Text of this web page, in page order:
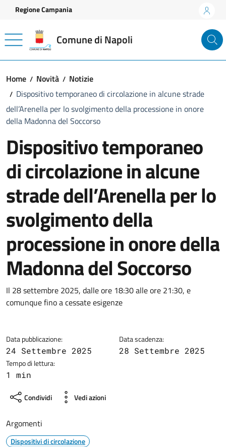
Vai ai contenuti
Vai al footer
Regione Campania
Comune di Napoli
Home Novità
Notizie
Dispositivo temporaneo di circolazione in alcune strade
dell’Arenella per lo svolgimento della processione in onore
della Madonna del Soccorso
Dispositivo temporaneo
di circolazione in alcune
strade dell’Arenella per lo
svolgimento della
processione in onore della
Madonna del Soccorso
Dettagli della notizia
Il 28 settembre 2025, dalle ore 18:30 alle ore 21:30, e
comunque fino a cessate esigenze
Data pubblicazione:
24 Settembre 2025
Data scadenza:
28 Settembre 2025
Tempo di lettura:
1 min
Condividi Vedi azioni
Argomenti
Dispositivi di circolazione